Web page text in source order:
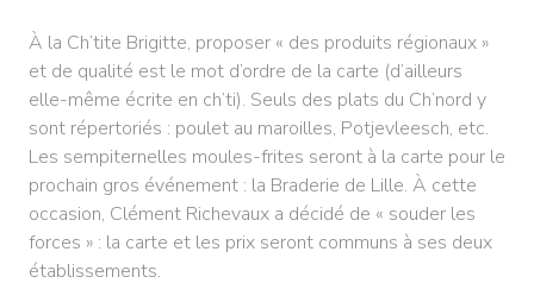
À la Ch’tite Brigitte, proposer « des produits régionaux »
et de qualité est le mot d’ordre de la carte (d’ailleurs
elle-même écrite en ch’ti). Seuls des plats du Ch’nord y
sont répertoriés : poulet au maroilles, Potjevleesch, etc.
Les sempiternelles moules-frites seront à la carte pour le
prochain gros événement : la Braderie de Lille. À cette
occasion, Clément Richevaux a décidé de « souder les
forces » : la carte et les prix seront communs à ses deux
établissements.